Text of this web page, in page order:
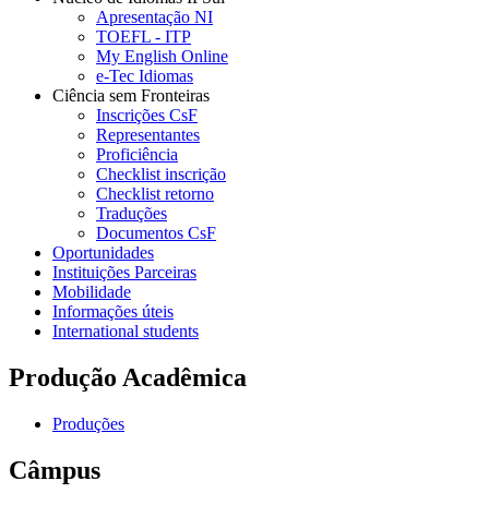
Apresentação NI
TOEFL - ITP
My English Online
e-Tec Idiomas
Ciência sem Fronteiras
Inscrições CsF
Representantes
Proficiência
Checklist inscrição
Checklist retorno
Traduções
Documentos CsF
Oportunidades
Instituições Parceiras
Mobilidade
Informações úteis
International students
Produção Acadêmica
Produções
Câmpus